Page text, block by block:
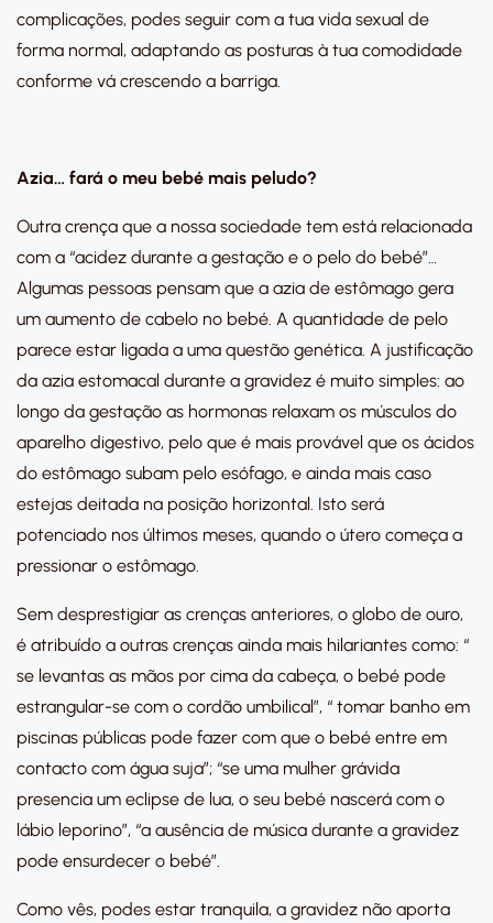
complicações, podes seguir com a tua vida sexual de
forma normal, adaptando as posturas à tua comodidade
conforme vá crescendo a barriga.
Azia… fará o meu bebé mais peludo?
Outra crença que a nossa sociedade tem está relacionada
com a “acidez durante a gestação e o pelo do bebé”…
Algumas pessoas pensam que a azia de estômago gera
um aumento de cabelo no bebé. A quantidade de pelo
parece estar ligada a uma questão genética. A justificação
da azia estomacal durante a gravidez é muito simples: ao
longo da gestação as hormonas relaxam os músculos do
aparelho digestivo, pelo que é mais provável que os ácidos
do estômago subam pelo esófago, e ainda mais caso
estejas deitada na posição horizontal. Isto será
potenciado nos últimos meses, quando o útero começa a
pressionar o estômago.
Sem desprestigiar as crenças anteriores, o globo de ouro,
é atribuído a outras crenças ainda mais hilariantes como: “
se levantas as mãos por cima da cabeça, o bebé pode
estrangular-se com o cordão umbilical”, “ tomar banho em
piscinas públicas pode fazer com que o bebé entre em
contacto com água suja”; “se uma mulher grávida
presencia um eclipse de lua, o seu bebé nascerá com o
lábio leporino”, “a ausência de música durante a gravidez
pode ensurdecer o bebé”.
Como vês, podes estar tranquila, a gravidez não aporta